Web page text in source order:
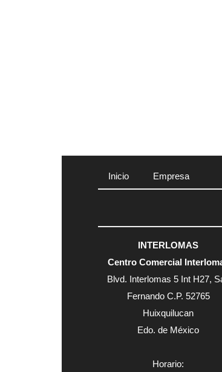
Inicio Empresa
INTERLOMAS
Centro Comercial
Blvd. Interlomas 5 Int H27,
Fernando C.P. 52765
Huixquilucan
Edo. de México
Horario: